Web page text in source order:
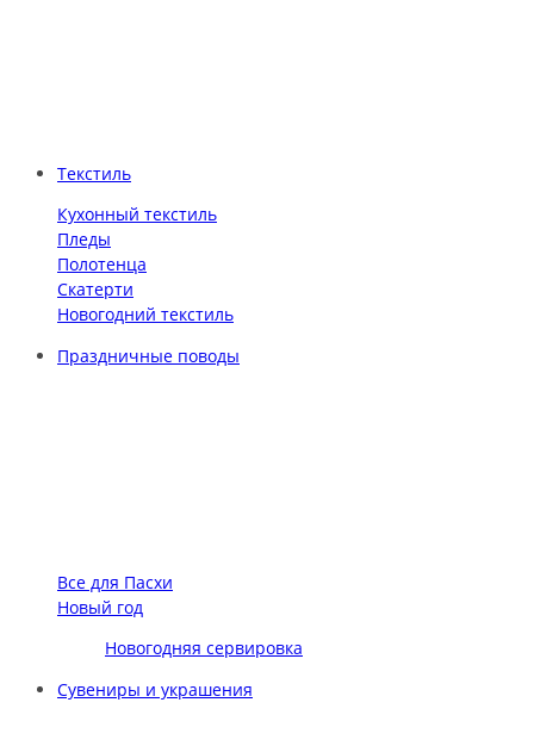
Текстиль
Кухонный текстиль
Пледы
Полотенца
Скатерти
Новогодний текстиль
Праздничные поводы
Все для Пасхи
Новый год
Новогодняя сервировка
Сувениры и украшения